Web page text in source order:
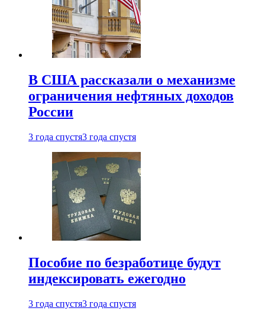
В США рассказали о механизме
ограничения нефтяных доходов
России
3 года спустя3 года спустя
Пособие по безработице будут
индексировать ежегодно
3 года спустя3 года спустя